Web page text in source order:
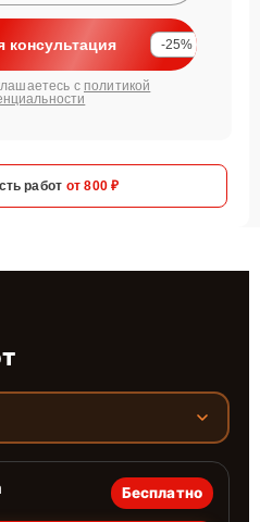
консультация -25%
с политикой
работ от 800 ₽
Бесплатно